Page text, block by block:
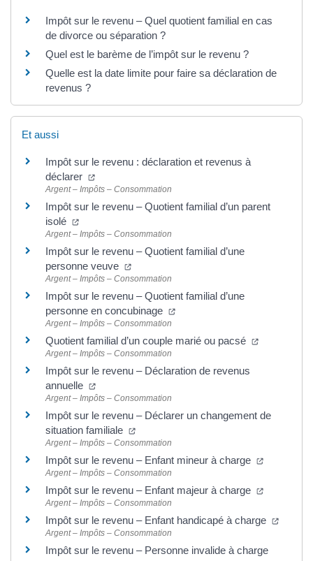
Impôt sur le revenu – Quel quotient familial en cas
de divorce ou séparation ?
Quel est le barème de l’impôt sur le revenu ?
Quelle est la date limite pour faire sa déclaration de
revenus ?
Et aussi
Impôt sur le revenu : déclaration et revenus à
déclarer
Argent – Impôts – Consommation
Impôt sur le revenu – Quotient familial d’un parent
isolé
Argent – Impôts – Consommation
Impôt sur le revenu – Quotient familial d’une
personne veuve
Argent – Impôts – Consommation
Impôt sur le revenu – Quotient familial d’une
personne en concubinage
Argent – Impôts – Consommation
Quotient familial d’un couple marié ou pacsé
Argent – Impôts – Consommation
Impôt sur le revenu – Déclaration de revenus
annuelle
Argent – Impôts – Consommation
Impôt sur le revenu – Déclarer un changement de
situation familiale
Argent – Impôts – Consommation
Impôt sur le revenu – Enfant mineur à charge
Argent – Impôts – Consommation
Impôt sur le revenu – Enfant majeur à charge
Argent – Impôts – Consommation
Impôt sur le revenu – Enfant handicapé à charge
Argent – Impôts – Consommation
Impôt sur le revenu – Personne invalide à charge